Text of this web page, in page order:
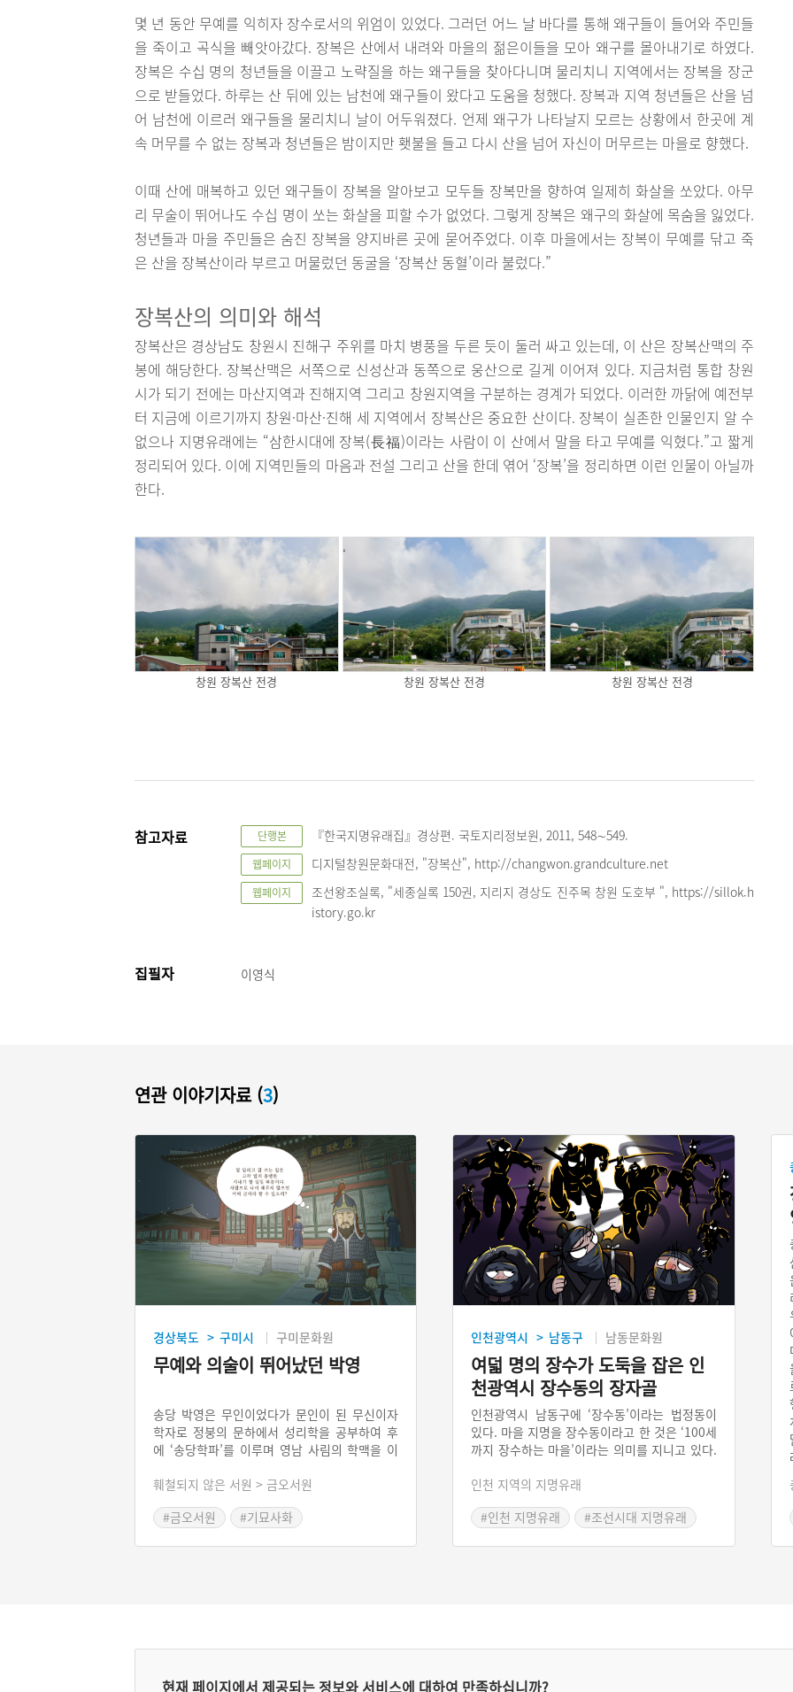
몇 년 동안 무예를 익히자 장수로서의 위엄이 있었다. 그러던 어느 날 바다를 통해 왜구들이 들어와 주민들
을 죽이고 곡식을 빼앗아갔다. 장복은 산에서 내려와 마을의 젊은이들을 모아 왜구를 몰아내기로 하였다.
장복은 수십 명의 청년들을 이끌고 노략질을 하는 왜구들을 찾아다니며 물리치니 지역에서는 장복을 장군
으로 받들었다. 하루는 산 뒤에 있는 남천에 왜구들이 왔다고 도움을 청했다. 장복과 지역 청년들은 산을 넘
어 남천에 이르러 왜구들을 물리치니 날이 어두워졌다. 언제 왜구가 나타날지 모르는 상황에서 한곳에 계
속 머무를 수 없는 장복과 청년들은 밤이지만 횃불을 들고 다시 산을 넘어 자신이 머무르는 마을로 향했다.
이때 산에 매복하고 있던 왜구들이 장복을 알아보고 모두들 장복만을 향하여 일제히 화살을 쏘았다. 아무
리 무술이 뛰어나도 수십 명이 쏘는 화살을 피할 수가 없었다. 그렇게 장복은 왜구의 화살에 목숨을 잃었다.
청년들과 마을 주민들은 숨진 장복을 양지바른 곳에 묻어주었다. 이후 마을에서는 장복이 무예를 닦고 죽
은 산을 장복산이라 부르고 머물렀던 동굴을 ‘장복산 동혈’이라 불렀다.”
장복산의 의미와 해석
장복산은 경상남도 창원시 진해구 주위를 마치 병풍을 두른 듯이 둘러 싸고 있는데, 이 산은 장복산맥의 주
봉에 해당한다. 장복산맥은 서쪽으로 신성산과 동쪽으로 웅산으로 길게 이어져 있다. 지금처럼 통합 창원
시가 되기 전에는 마산지역과 진해지역 그리고 창원지역을 구분하는 경계가 되었다. 이러한 까닭에 예전부
터 지금에 이르기까지 창원·마산·진해 세 지역에서 장복산은 중요한 산이다. 장복이 실존한 인물인지 알 수
없으나 지명유래에는 “삼한시대에 장복(長福)이라는 사람이 이 산에서 말을 타고 무예를 익혔다.”고 짧게
정리되어 있다. 이에 지역민들의 마음과 전설 그리고 산을 한데 엮어 ‘장복’을 정리하면 이런 인물이 아닐까
한다.
창원 장복산 전경 창원 장복산 전경 창원 장복산 전경
참고자료 단행본 『한국지명유래집』경상편. 국토지리정보원, 2011, 548∼549.
웹페이지 디지털창원문화대전, "장복산", http://changwon.grandculture.net
웹페이지
조선왕조실록, "세종실록 150권, 지리지 경상도 진주목 창원 도호부 ", https://sillok.h
istory.go.kr
집필자 이영식
연관 이야기자료 (3)
경상북도 > 구미시 구미문화원
무예와 의술이 뛰어났던 박영
송당 박영은 무인이었다가 문인이 된 무신이자
학자로 정붕의 문하에서 성리학을 공부하여 후
에 ‘송당학파’를 이루며 영남 사림의 학맥을 이
에 급제해 왕을 호위하는 선전관이 되었다. 무인
이었지만 행동의 명분과 역사적 평가를 고민하
였던 박영은 학문으로 군자가 되는 길을 택한 후
훼철되지 않은 서원 > 금오서원
#금오서원
#기묘사화
인천광역시 > 남동구 남동문화원
여덟 명의 장수가 도둑을 잡은 인
천광역시 장수동의 장자골
인천광역시 남동구에 ‘장수동’이라는 법정동이
있다. 마을 지명을 장수동이라고 한 것은 ‘100세
까지 장수하는 마을’이라는 의미를 지니고 있다.
을이 있다. ‘장자리’, ‘장자골’ 등의 지명은 전국
적으로 산재해 있다. 일반적으로 ‘부자가 살던
마을’, ‘맏아들이 살았던 마을’, ‘장수(사)가 살던
인천 지역의 지명유래
#인천 지명유래
#조선시대 지명유래
현재 페이지에서 제공되는 정보와 서비스에 대하여 만족하십니까?